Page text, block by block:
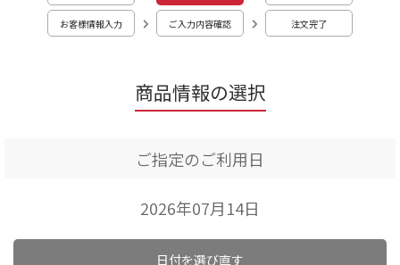
商品情報の選択
お客様情報入力 ご入力内容確認 注文完了
ご指定のご利用日
2026年07月14日
日付を選び直す